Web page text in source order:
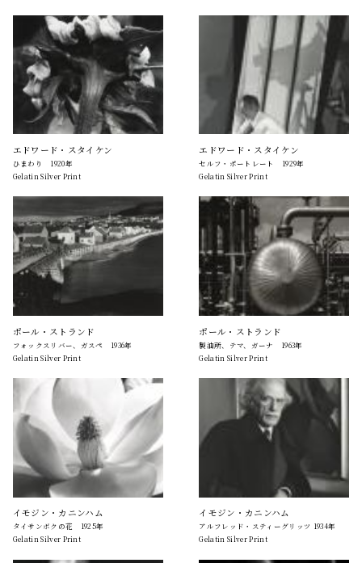
エドワード・スタイケン
ひまわり 1920年
Gelatin Silver Print
エドワード・スタイケン
セルフ・ポートレート 1929年
Gelatin Silver Print
ポール・ストランド
フォックスリバー、ガスペ 1936年
Gelatin Silver Print
ポール・ストランド
製油所、テマ、ガーナ 1963年
Gelatin Silver Print
イモジン・カニンハム
タイサンボクの花 1925年
Gelatin Silver Print
イモジン・カニンハム
アルフレッド・スティーグリッツ 1934年
Gelatin Silver Print